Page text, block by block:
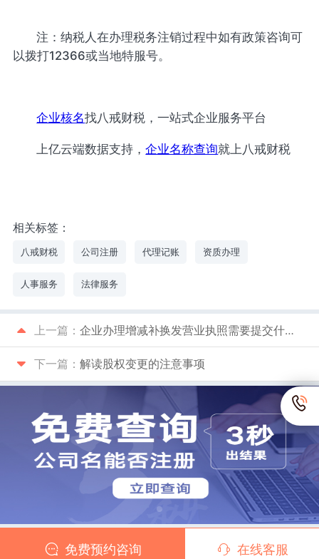
注：纳税人在办理税务注销过程中如有政策咨询可
以拨打12366或当地特服号。
企业核名找八戒财税，一站式企业服务平台
上亿云端数据支持，企业名称查询就上八戒财税
相关标签：
八戒财税 公司注册 代理记账 资质办理
人事服务 法律服务
上一篇： 企业办理增减补换发营业执照需要提交什么资料
下一篇： 解读股权变更的注意事项
Copyright © 2026八戒财税 版权所有 渝ICP备10202274号-4
免费预约咨询 在线客服